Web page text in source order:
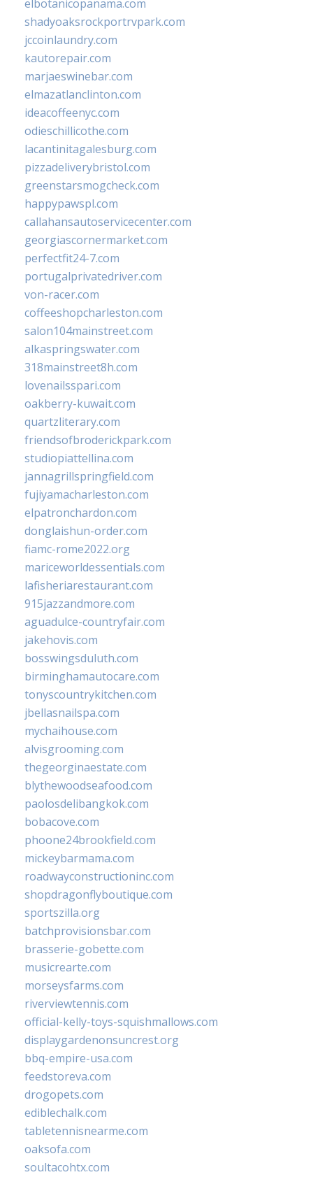
elbotanicopanama.com
shadyoaksrockportrvpark.com
jccoinlaundry.com
kautorepair.com
marjaeswinebar.com
elmazatlanclinton.com
ideacoffeenyc.com
odieschillicothe.com
lacantinitagalesburg.com
pizzadeliverybristol.com
greenstarsmogcheck.com
happypawspl.com
callahansautoservicecenter.com
georgiascornermarket.com
perfectfit24-7.com
portugalprivatedriver.com
von-racer.com
coffeeshopcharleston.com
salon104mainstreet.com
alkaspringswater.com
318mainstreet8h.com
lovenailsspari.com
oakberry-kuwait.com
quartzliterary.com
friendsofbroderickpark.com
studiopiattellina.com
jannagrillspringfield.com
fujiyamacharleston.com
elpatronchardon.com
donglaishun-order.com
fiamc-rome2022.org
mariceworldessentials.com
lafisheriarestaurant.com
915jazzandmore.com
aguadulce-countryfair.com
jakehovis.com
bosswingsduluth.com
birminghamautocare.com
tonyscountrykitchen.com
jbellasnailspa.com
mychaihouse.com
alvisgrooming.com
thegeorginaestate.com
blythewoodseafood.com
paolosdelibangkok.com
bobacove.com
phoone24brookfield.com
mickeybarmama.com
roadwayconstructioninc.com
shopdragonflyboutique.com
sportszilla.org
batchprovisionsbar.com
brasserie-gobette.com
musicrearte.com
morseysfarms.com
riverviewtennis.com
official-kelly-toys-squishmallows.com
displaygardenonsuncrest.org
bbq-empire-usa.com
feedstoreva.com
drogopets.com
ediblechalk.com
tabletennisnearme.com
oaksofa.com
soultacohtx.com